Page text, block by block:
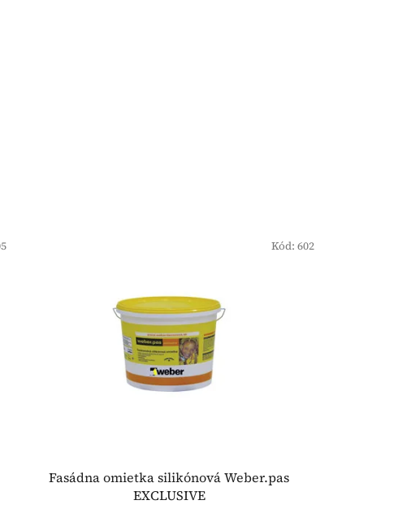
Fasádna omietka silikónová Weber.pas
EXCLUSIVE
Kód: 602